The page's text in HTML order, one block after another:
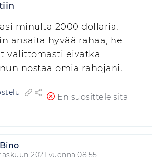
minulta 2000 dollaria.
ansaita hyvää rahaa, he
välittömästi eivätkä
nostaa omia rahojani.
En suosittele sitä
2021 vuonna 08:55